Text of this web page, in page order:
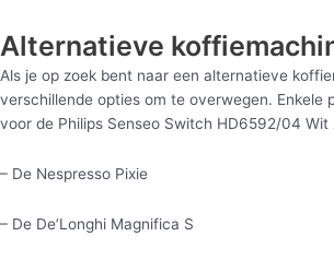
Alternatieve
Als je op zoek bent naar een alternatieve
verschillende opties om te overwegen. Enkele
voor de Philips Senseo Switch HD6592/04 Wit
– De Nespresso Pixie
– De De’Longhi Magnifica S